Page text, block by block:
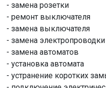
- замена розетки
- ремонт выключателя
- замена выключателя
- замена электропроводки
- замена автоматов
- установка автомата
- устранение коротких